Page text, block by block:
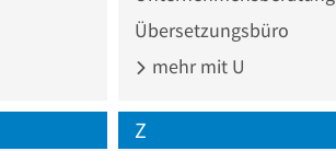
Übersetzungsbüro
mehr mit U
Z